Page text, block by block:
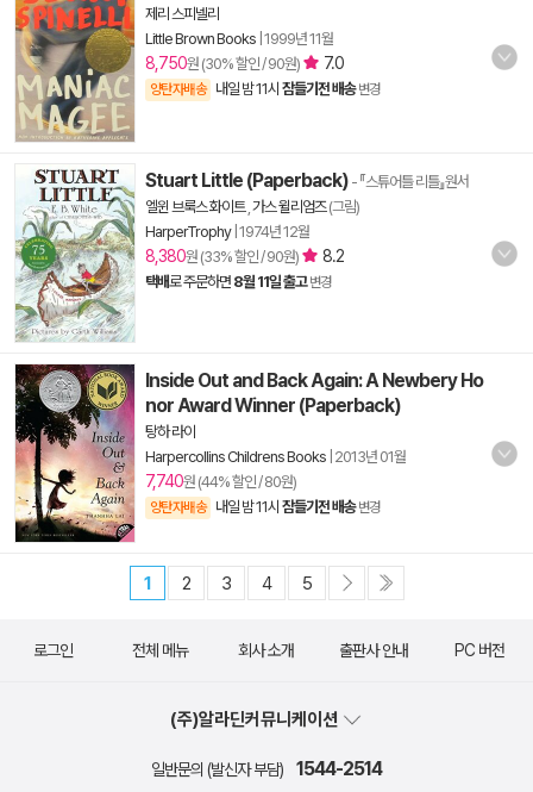
제리 스피넬리
Little Brown Books 1999년 11월
8,750원 (30% 할인 / 90원) 7.0
양탄자배송 내일 밤 11시 잠들기전 배송 변경
Stuart Little (Paperback) - 『스튜어틀 리틀』원서
엘윈 브룩스 화이트, 가스 윌리엄즈(그림)
HarperTrophy| 1974년 12월
8,380원 (33% 할인 / 90원) 8.2
택배로 주문하면 8월 11일 출고 변경
Inside Out and Back Again: A Newbery Ho
nor Award Winner (Paperback)
탕하 라이
Harpercollins Childrens Books 2013년 01월
7,740원 (44% 할인 / 80원)
양탄자배송 내일 밤 11시 잠들기전 배송 변경
1 2 3 4 5
로그인 전체 메뉴 회사 소개 출판사 안내 PC 버전
(주)알라딘커뮤니케이션
일반문의 (발신자 부담) 1544-2514